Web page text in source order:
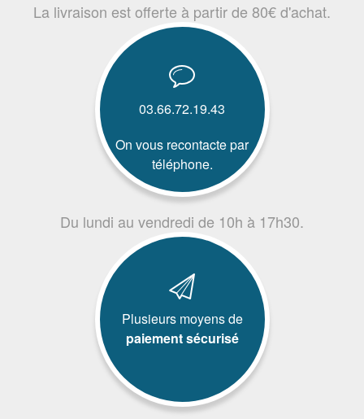
La livraison est offerte à partir de 80€ d'achat.
03.66.72.19.43
On vous recontacte par
téléphone.
Du lundi au vendredi de 10h à 17h30.
Plusieurs moyens de
paiement sécurisé